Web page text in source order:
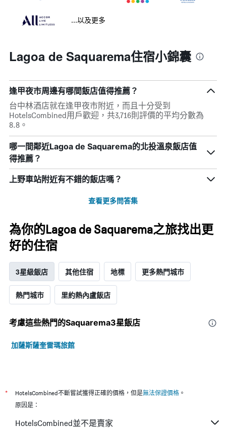
...以及更多
Lagoa de Saquarema住宿小錦囊
逢甲夜市周邊有哪間飯店值得推薦？
台中林酒店就在逢甲夜市附近，而且十分受到
HotelsCombined用戶歡迎，共3,716則評價的平均分數為
8.8。
哪一間鄰近Lagoa de Saquarema的北投溫泉飯店值
得推薦？
上野車站附近有不錯的飯店嗎？
查看更多問答集
為你的Lagoa de Saquarema之旅找出更
好的住宿
3星級飯店 其他住宿 地標 更多熱門城市
熱門城市 里約熱內盧飯店
考慮這些熱門的Saquarema3星​飯店
加薩斯薩奎雷瑪旅館
* HotelsCombined不斷嘗試獲得正確的價格，但是無法保證價格 。
原因是：
HotelsCombined並不是賣家